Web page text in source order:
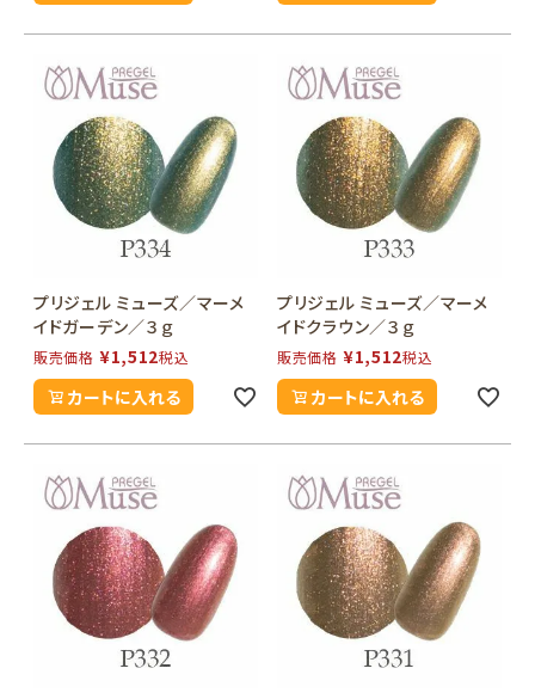
プリジェル ミューズ／マーメ
イドガーデン／３ｇ
販売価格 ¥1,512税込
カートに入れる
プリジェル ミューズ／マーメ
イドクラウン／３ｇ
販売価格 ¥1,512税込
カートに入れる